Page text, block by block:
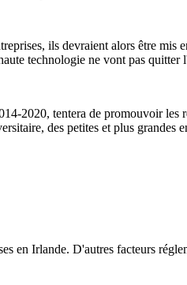
ils devraient alors être mis
technologie ne vont pas quitter
2020, tentera de promouvoir les
des petites et plus grandes
en Irlande. D'autres facteurs